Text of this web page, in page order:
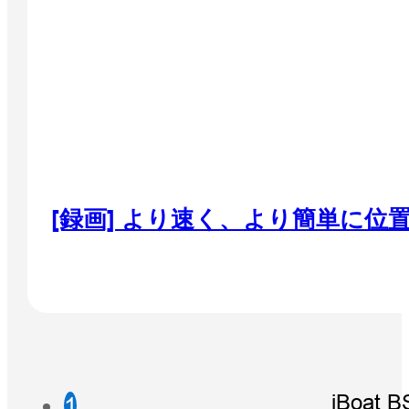
iBoat
[録画] より速く、より簡単に位